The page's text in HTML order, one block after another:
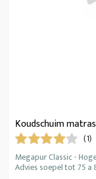
Koudschuim
(1)
Megapur Classic -
Advies soepel tot 75 a